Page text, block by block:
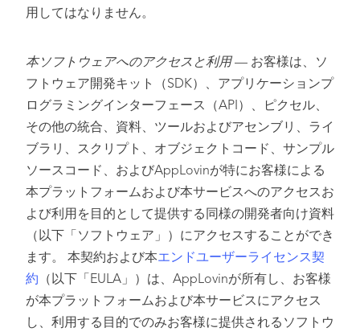
用してはなりません。
本ソフトウェアへのアクセスと利用— お客様は、ソ
フトウェア開発キット（SDK）、アプリケーションプ
ログラミングインターフェース（API）、ピクセル、
その他の統合、資料、ツールおよびアセンブリ、ライ
ブラリ、スクリプト、オブジェクトコード、サンプル
ソースコード、およびAppLovinが特にお客様による
本プラットフォームおよび本サービスへのアクセスお
よび利用を目的として提供する同様の開発者向け資料
（以下「ソフトウェア」）にアクセスすることができ
ます。 本契約および本エンドユーザーライセンス契
約 （以下「EULA」）は、AppLovinが所有し、お客様
が本プラットフォームおよび本サービスにアクセス
し、利用する目的でのみお客様に提供されるソフトウ